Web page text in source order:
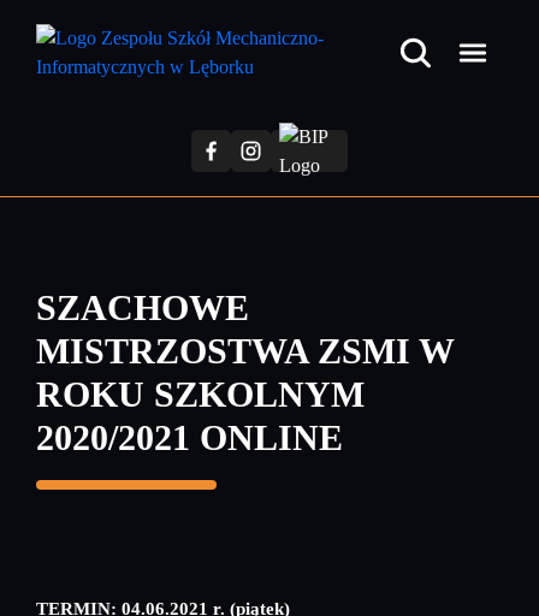
treści
SZACHOWE
MISTRZOSTWA ZSMI W
ROKU SZKOLNYM
2020/2021 ONLINE
TERMIN: 04.06.2021 r. (piątek)